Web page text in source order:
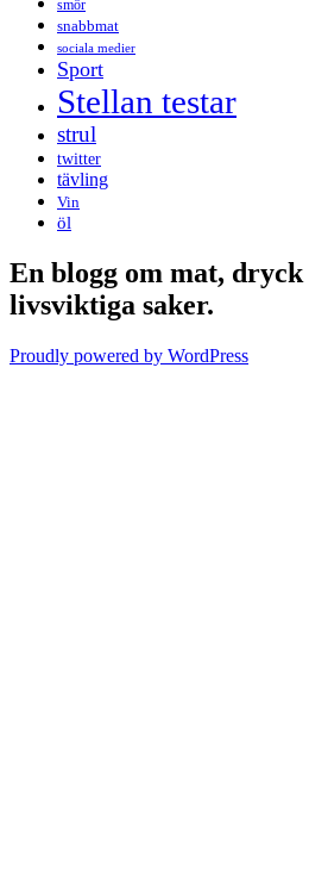
smör
snabbmat
sociala medier
Sport
Stellan testar
strul
twitter
tävling
Vin
öl
En blogg om mat, dryck
livsviktiga saker.
Proudly powered by WordPress